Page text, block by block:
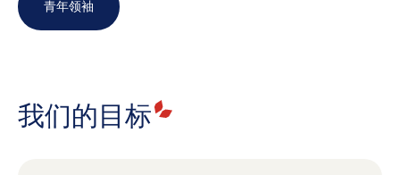
青年领袖
我们的目标